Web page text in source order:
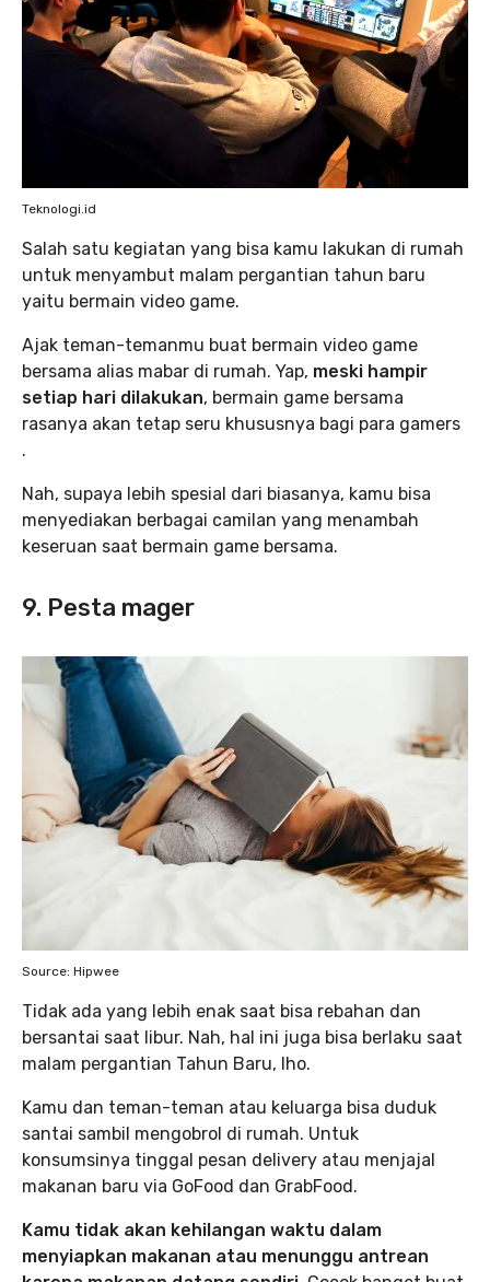
Teknologi.id
Salah satu kegiatan yang bisa kamu lakukan di rumah
untuk menyambut malam pergantian tahun baru
yaitu bermain video game.
Ajak teman-temanmu buat bermain video game
bersama alias mabar di rumah. Yap, meski hampir
setiap hari dilakukan, bermain game bersama
rasanya akan tetap seru khususnya bagi para gamers
.
Nah, supaya lebih spesial dari biasanya, kamu bisa
menyediakan berbagai camilan yang menambah
keseruan saat bermain game bersama.
9. Pesta mager
Source: Hipwee
Tidak ada yang lebih enak saat bisa rebahan dan
bersantai saat libur. Nah, hal ini juga bisa berlaku saat
malam pergantian Tahun Baru, lho.
Kamu dan teman-teman atau keluarga bisa duduk
santai sambil mengobrol di rumah. Untuk
konsumsinya tinggal pesan delivery atau menjajal
makanan baru via GoFood dan GrabFood.
Kamu tidak akan kehilangan waktu dalam
menyiapkan makanan atau menunggu antrean